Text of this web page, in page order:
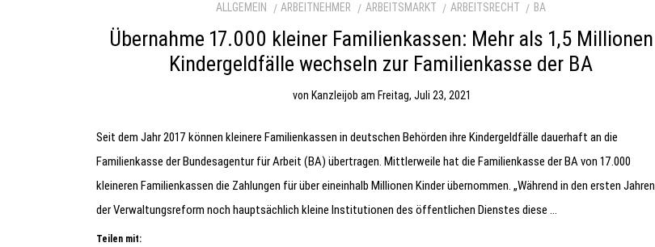
ALLGEMEIN ARBEITNEHMER ARBEITSMARKT ARBEITSRECHT BA
Übernahme 17.000 kleiner Familienkassen: Mehr als 1,5 Millionen
Kindergeldfälle wechseln zur Familienkasse der BA
von Kanzleijob am Freitag, Juli 23, 2021
Seit dem Jahr 2017 können kleinere Familienkassen in deutschen Behörden ihre Kindergeldfälle dauerhaft an die
Familienkasse der Bundesagentur für Arbeit (BA) übertragen. Mittlerweile hat die Familienkasse der BA von 17.000
kleineren Familienkassen die Zahlungen für über eineinhalb Millionen Kinder übernommen. „Während in den ersten Jahren
der Verwaltungsreform noch hauptsächlich kleine Institutionen des öffentlichen Dienstes diese …
Teilen mit: